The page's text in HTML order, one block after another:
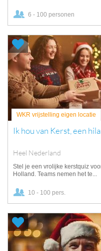
6 - 100 personen
WKR vrijstelling eigen locatie
Ik hou van Kerst, een
Heel Nederland
Stel je een vrolijke kerstquiz
Holland. Teams nemen het te...
10 - 100 pers.